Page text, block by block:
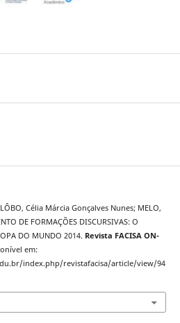
Célia Márcia Gonçalves Nunes; MELO,
DE FORMAÇÕES DISCURSIVAS: O
DO MUNDO 2014. Revista FACISA ON-
em:
index.php/revistafacisa/article/view/94